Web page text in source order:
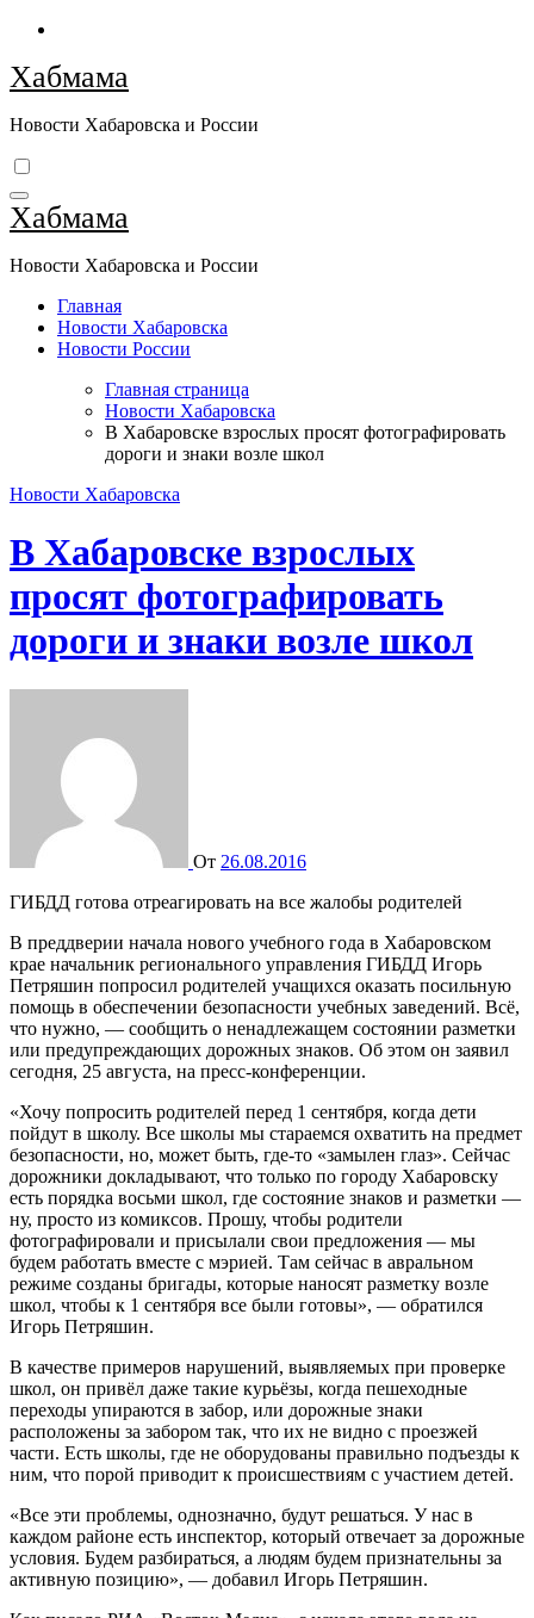
Перейти
содержимому
Хабмама
Новости Хабаровска и России
Хабмама
Новости Хабаровска и России
Главная
Новости Хабаровска
Новости России
Главная страница
Новости Хабаровска
В Хабаровске взрослых просят фотографировать
дороги и знаки возле школ
Новости Хабаровска
В Хабаровске взрослых
просят фотографировать
дороги и знаки возле школ
От 26.08.2016
ГИБДД готова отреагировать на все жалобы родителей
В преддверии начала нового учебного года в Хабаровском
крае начальник регионального управления ГИБДД Игорь
Петряшин попросил родителей учащихся оказать посильную
помощь в обеспечении безопасности учебных заведений. Всё,
что нужно, — сообщить о ненадлежащем состоянии разметки
или предупреждающих дорожных знаков. Об этом он заявил
сегодня, 25 августа, на пресс-конференции.
«Хочу попросить родителей перед 1 сентября, когда дети
пойдут в школу. Все школы мы стараемся охватить на предмет
безопасности, но, может быть, где-то «замылен глаз». Сейчас
дорожники докладывают, что только по городу Хабаровску
есть порядка восьми школ, где состояние знаков и разметки —
ну, просто из комиксов. Прошу, чтобы родители
фотографировали и присылали свои предложения — мы
будем работать вместе с мэрией. Там сейчас в авральном
режиме созданы бригады, которые наносят разметку возле
школ, чтобы к 1 сентября все были готовы», — обратился
Игорь Петряшин.
В качестве примеров нарушений, выявляемых при проверке
школ, он привёл даже такие курьёзы, когда пешеходные
переходы упираются в забор, или дорожные знаки
расположены за забором так, что их не видно с проезжей
части. Есть школы, где не оборудованы правильно подъезды к
ним, что порой приводит к происшествиям с участием детей.
«Все эти проблемы, однозначно, будут решаться. У нас в
каждом районе есть инспектор, который отвечает за дорожные
условия. Будем разбираться, а людям будем признательны за
активную позицию», — добавил Игорь Петряшин.